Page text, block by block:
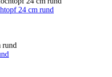
24 cm rund